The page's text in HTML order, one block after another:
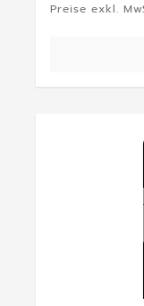
Preise exkl.